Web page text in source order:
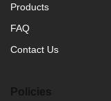
Products
FAQ
Contact Us
Policies